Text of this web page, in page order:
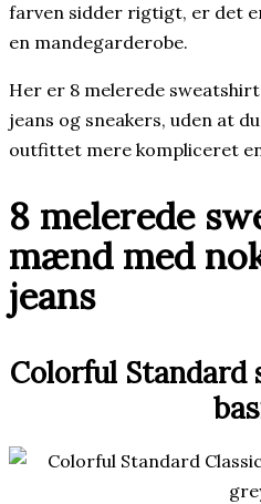
farven sidder rigtigt, er det
en mandegarderobe.
Her er 8 melerede
jeans og sneakers, uden at
outfittet mere kompliceret
8 melerede
mænd med
jeans
Colorful Standard